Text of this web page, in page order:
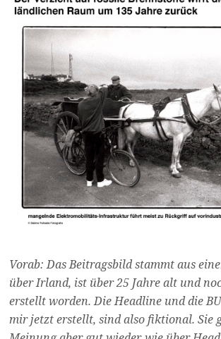
Vorab: Das Beitragsbild stammt aus
über Irland, ist über 25 Jahre alt und
erstellt worden. Die Headline und die
mir jetzt erstellt, sind also fiktional. Sie